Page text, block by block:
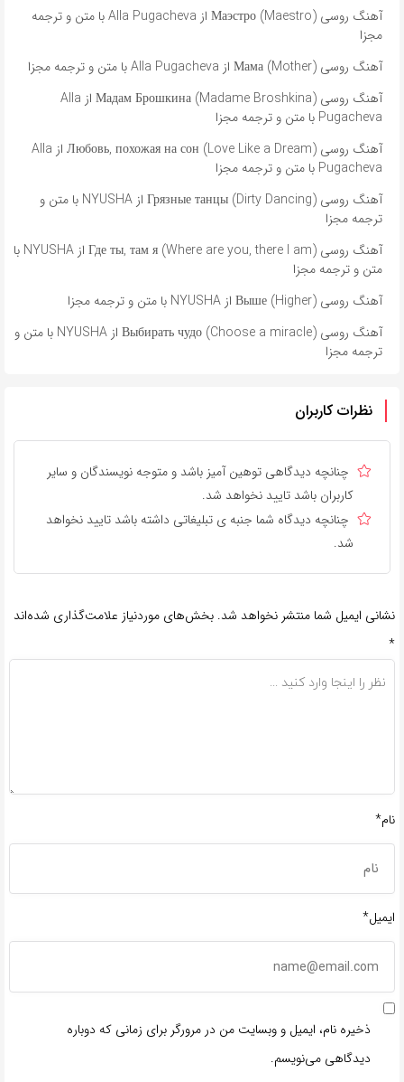
آهنگ روسی Маэстро (Maestro) از Alla Pugacheva با متن و ترجمه
مجزا
آهنگ روسی Мама (Mother) از Alla Pugacheva با متن و ترجمه مجزا
آهنگ روسی Мадам Брошкина (Madame Broshkina) از Alla
Pugacheva با متن و ترجمه مجزا
آهنگ روسی Любовь, похожая на сон (Love Like a Dream) از Alla
Pugacheva با متن و ترجمه مجزا
آهنگ روسی Грязные танцы (Dirty Dancing) از NYUSHA با متن و
ترجمه مجزا
آهنگ روسی Где ты, там я (Where are you, there I am) از NYUSHA با
متن و ترجمه مجزا
آهنگ روسی Выше (Higher) از NYUSHA با متن و ترجمه مجزا
آهنگ روسی Выбирать чудо (Choose a miracle) از NYUSHA با متن و
ترجمه مجزا
نظرات کاربران
چنانچه دیدگاهی توهین آمیز باشد و متوجه نویسندگان و سایر
کاربران باشد تایید نخواهد شد.
چنانچه دیدگاه شما جنبه ی تبلیغاتی داشته باشد تایید نخواهد
شد.
نشانی ایمیل شما منتشر نخواهد شد. بخش‌های موردنیاز علامت‌گذاری شده‌اند
*
نام*
ایمیل*
ذخیره نام، ایمیل و وبسایت من در مرورگر برای زمانی که دوباره
دیدگاهی می‌نویسم.